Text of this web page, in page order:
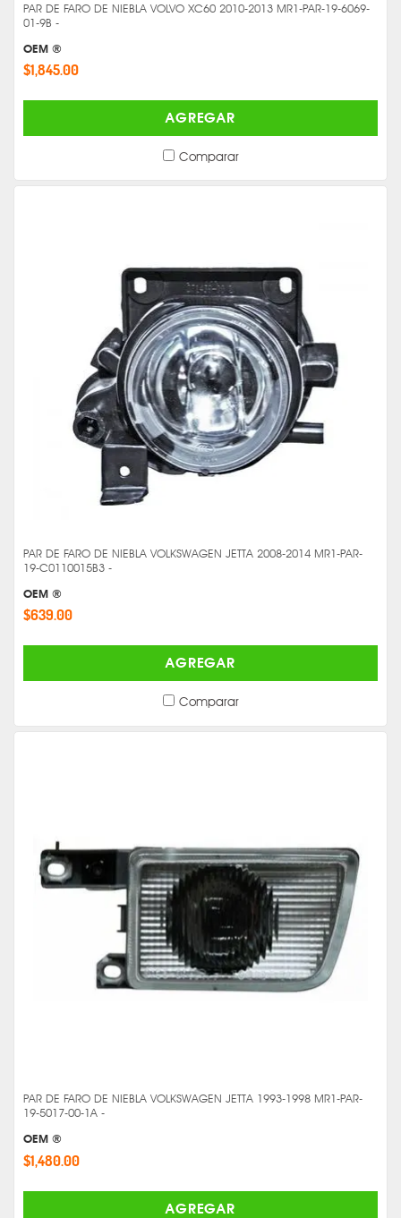
PAR DE FARO DE NIEBLA VOLVO XC60 2010-2013 MR1-PAR-19-6069-
01-9B -
OEM ®
$1,845.00
AGREGAR
Comparar
PAR DE FARO DE NIEBLA VOLKSWAGEN JETTA 2008-2014 MR1-PAR-
19-C0110015B3 -
OEM ®
$639.00
AGREGAR
Comparar
PAR DE FARO DE NIEBLA VOLKSWAGEN JETTA 1993-1998 MR1-PAR-
19-5017-00-1A -
OEM ®
$1,480.00
AGREGAR